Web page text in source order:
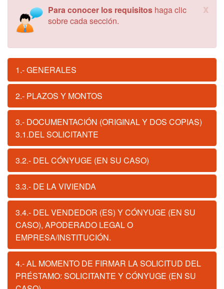
x
Para conocer los requisitos haga clic
sobre cada sección.
1.- GENERALES
2.- PLAZOS Y MONTOS
3.- DOCUMENTACIÓN (ORIGINAL Y DOS COPIAS)
3.1.DEL SOLICITANTE
3.2.- DEL CÓNYUGE (EN SU CASO)
3.3.- DE LA VIVIENDA
3.4.- DEL VENDEDOR (ES) Y CÓNYUGE (EN SU
CASO), APODERADO LEGAL O
EMPRESA/INSTITUCIÓN.
4.- AL MOMENTO DE FIRMAR LA SOLICITUD DEL
PRÉSTAMO: SOLICITANTE Y CÓNYUGE (EN SU